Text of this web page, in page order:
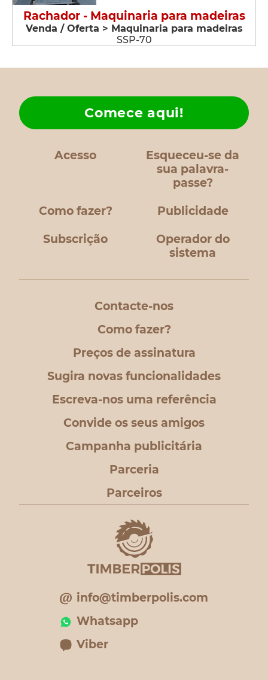
Rachador - Maquinaria para madeiras
Venda / Oferta > Maquinaria para madeiras
SSP-70
Acesso
Esqueceu-se da
sua palavra-
passe?
Como fazer?
Comece aqui!
Publicidade
Subscrição
Operador do
sistema
Contacte-nos
Como fazer?
Preços de assinatura
Sugira novas funcionalidades
Escreva-nos uma referência
Convide os seus amigos
Campanha publicitária
Parceria
Parceiros
info@timberpolis.com
Whatsapp
Viber